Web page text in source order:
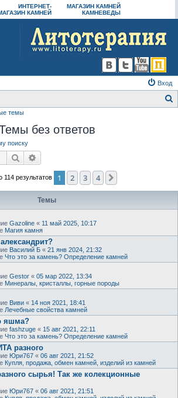
ИНТЕРНЕТ-
КАМНЕЙ
МАГАЗИН КАМНЕЙ
КАМНЕВЕДЫ
Вход
темы
без ответов
поиску
Поиск
114 результатов 1 2 3 4
Темы
Gazoline « 11 май 2025, 10:17
Магия камня
Василий Б « 21 янв 2024, 21:32
Что это за камень? Определение камней
Gestor « 05 мар 2022, 13:34
Минералы, кристаллы, горные породы
Виви « 14 ноя 2021, 18:41
Лечебные свойства камней
яшма?
fashzuge « 15 авг 2021, 22:11
Что это за камень? Определение камней
разного
Юри767 « 06 авг 2021, 21:52
Купля, продажа, обмен камней, изделий из камней
сырья! Так же колекционные
Юри767 « 06 авг 2021, 21:51